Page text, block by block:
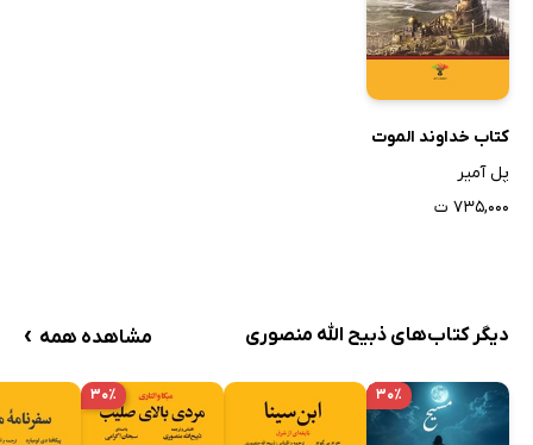
کتاب خداوند الموت
پل آمیر
۷۳۵,۰۰۰ ت
دیگر کتاب‌های ذبیح الله منصوری مشاهده همه ›
۳۰٪ ۳۰٪